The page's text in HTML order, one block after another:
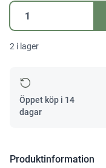
Konturlinjal
KTL-
FT1
2 i lager
Öppet köp i 14
dagar
Produktinformation